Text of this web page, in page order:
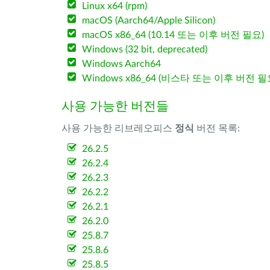
Linux x64 (rpm)
macOS (Aarch64/Apple Silicon)
macOS x86_64 (10.14 또는 이후 버전 필요)
Windows (32 bit, deprecated)
Windows Aarch64
Windows x86_64 (비스타 또는 이후 버전 필
사용 가능한 버전들
사용 가능한 리브레오피스 정식 버전 목록:
26.2.5
26.2.4
26.2.3
26.2.2
26.2.1
26.2.0
25.8.7
25.8.6
25.8.5